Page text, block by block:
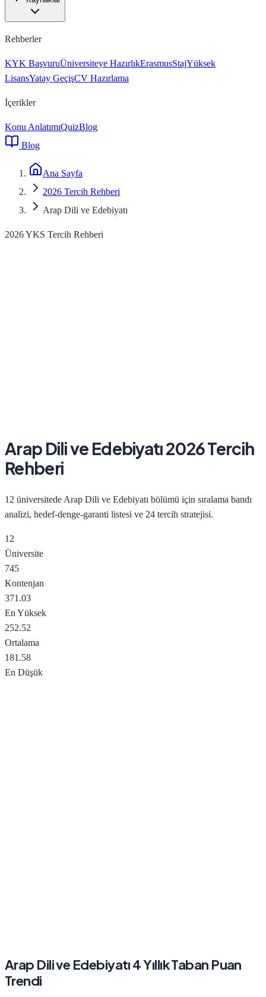
Rehberler
KYK BaşvuruÜniversiteye HazırlıkErasmusStajYüksek
LisansYatay GeçişCV Hazırlama
İçerikler
Konu AnlatımıQuizBlog
Blog
Ana Sayfa
2026 Tercih Rehberi
Arap Dili ve Edebiyatı
2026 YKS Tercih Rehberi
Arap Dili ve Edebiyatı2026Tercih
Rehberi
12 üniversitede Arap Dili ve Edebiyatı bölümü için sıralama bandı
analizi, hedef-denge-garanti listesi ve 24 tercih stratejisi.
12
Üniversite
745
Kontenjan
371.03
En Yüksek
252.52
Ortalama
181.58
En Düşük
Arap Dili ve Edebiyatı4 Yıllık Taban Puan
Trendi